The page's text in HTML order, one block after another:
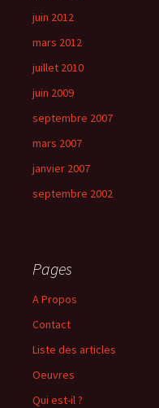
juin 2012
mars 2012
juillet 2010
juin 2009
septembre 2007
mars 2007
janvier 2007
septembre 2002
Pages
A Propos
Contact
Liste des articles
Oeuvres
Qui est-il ?